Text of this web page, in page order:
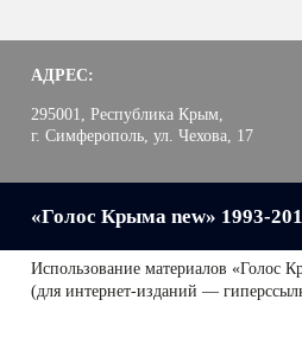
АДРЕС:
295001, Республика Крым,
г. Симферополь, ул. Чехова, 17
«Голос Крыма new» 1993-
Использование материалов «Голос
(для интернет-изданий —